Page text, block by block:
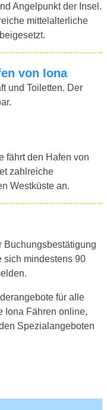
Angelpunkt der Insel.
mittelalterliche
von Iona
und Toiletten. Der
fährt den Hafen von
zahlreiche
Westküste an.
Buchungsbestätigung
sich mindestens 90
für alle
Iona Fähren online,
Spezialangeboten